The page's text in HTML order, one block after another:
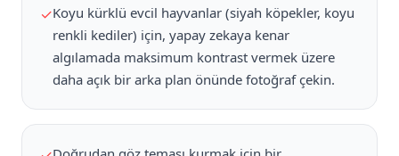
✓Koyu kürklü evcil hayvanlar (siyah köpekler, koyu
renkli kediler) için, yapay zekaya kenar
algılamada maksimum kontrast vermek üzere
daha açık bir arka plan önünde fotoğraf çekin.